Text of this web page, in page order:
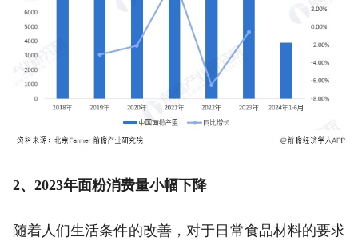
2、2023年面粉消费量小幅下降
随着人们生活条件的改善，对于日常食品材料的要求